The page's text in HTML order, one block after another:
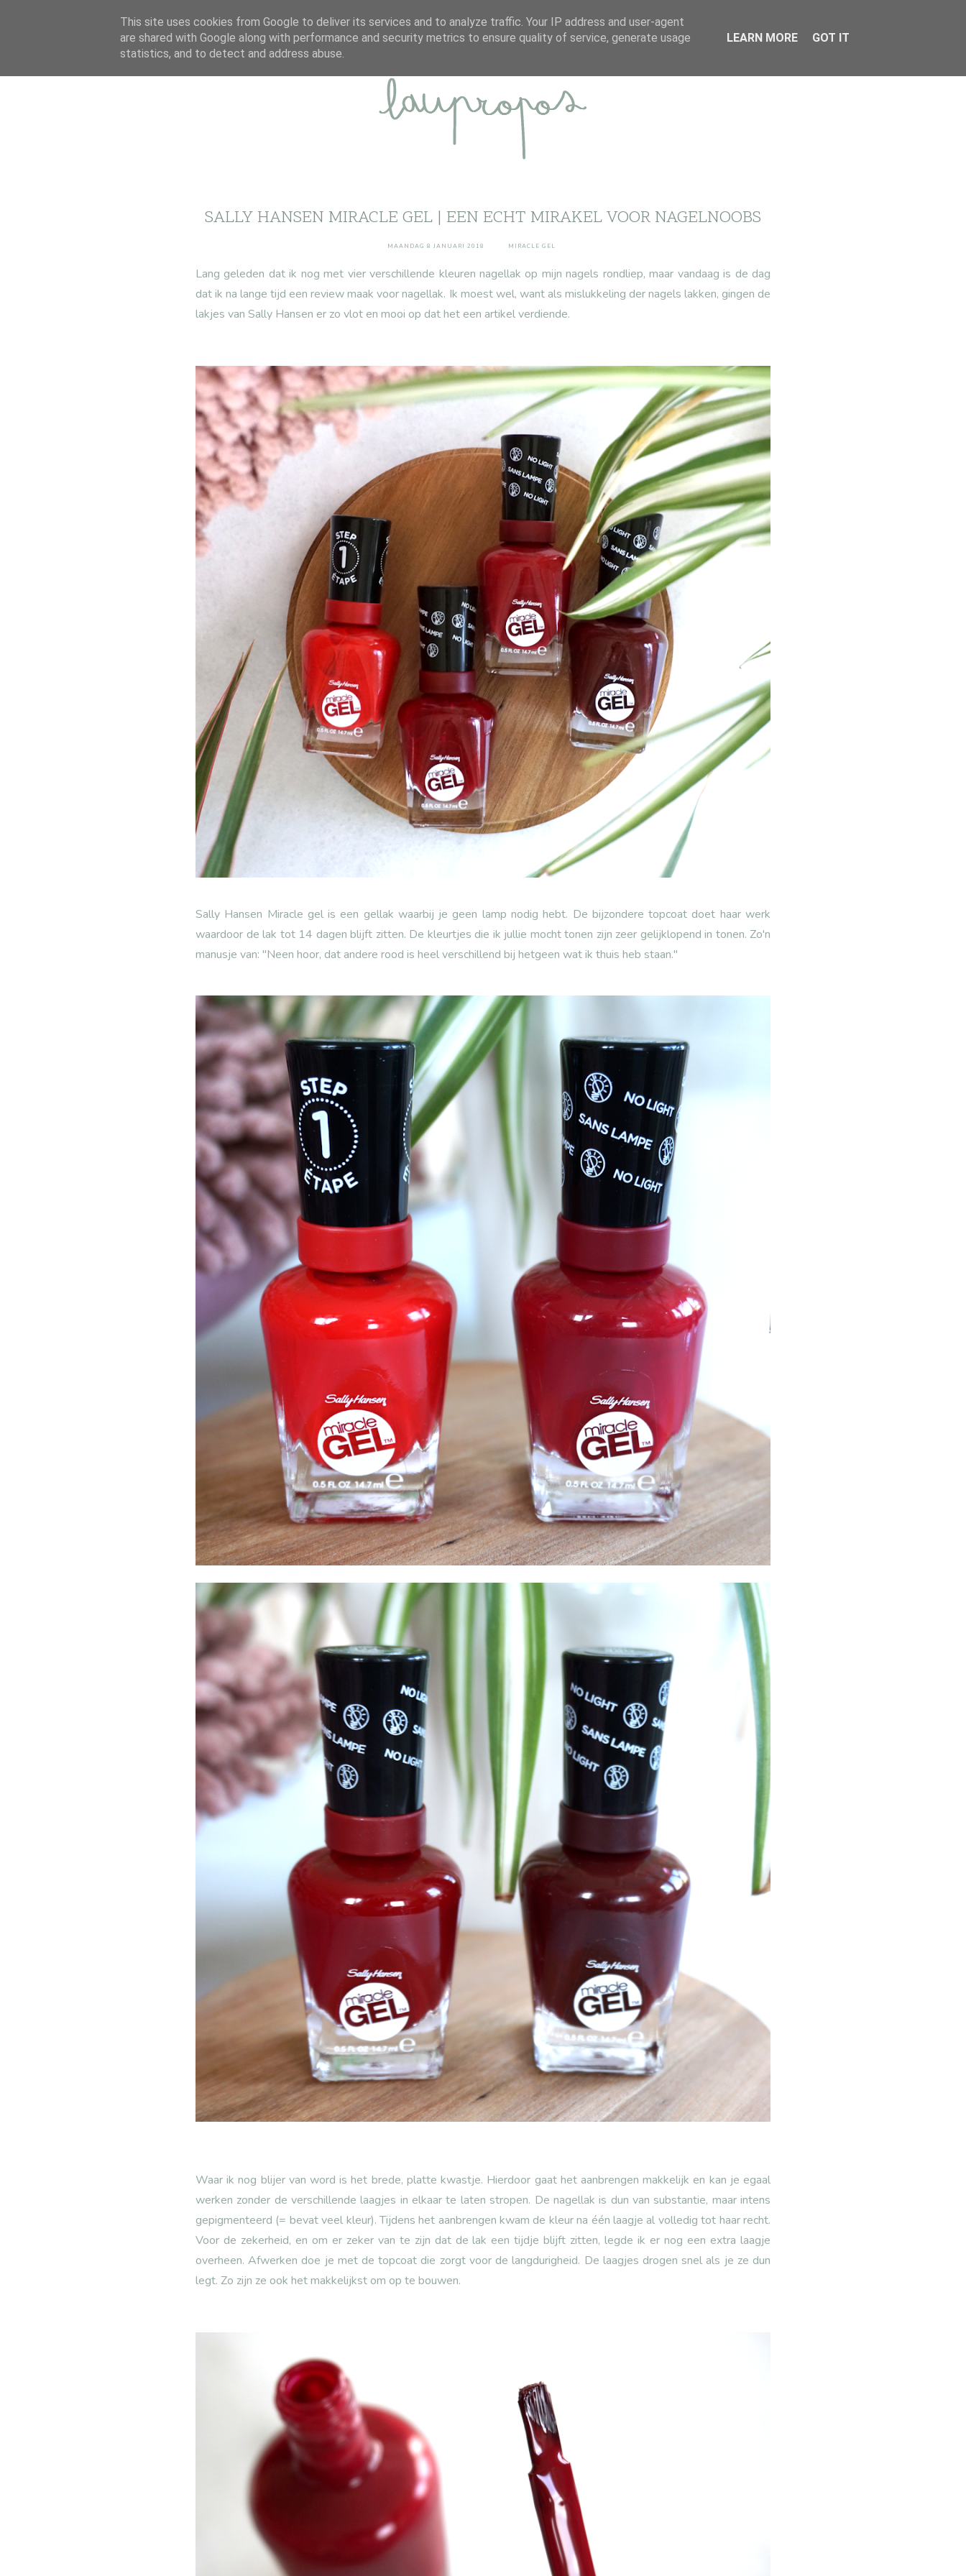
ABOUT DISCLAIMER CONTACT
SALLY HANSEN MIRACLE GEL | EEN ECHT MIRAKEL VOOR NAGELNOOBS
MAANDAG 8 JANUARI 2018 MIRACLE GEL
Lang geleden dat ik nog met vier verschillende kleuren nagellak op mijn nagels rondliep, maar vandaag is de dag
dat ik na lange tijd een review maak voor nagellak. Ik moest wel, want als mislukkeling der nagels lakken, gingen de
lakjes van Sally Hansen er zo vlot en mooi op dat het een artikel verdiende.
Sally Hansen Miracle gel is een gellak waarbij je geen lamp nodig hebt. De bijzondere topcoat doet haar werk
waardoor de lak tot 14 dagen blijft zitten. De kleurtjes die ik jullie mocht tonen zijn zeer gelijklopend in tonen. Zo'n
manusje van: "Neen hoor, dat andere rood is heel verschillend bij hetgeen wat ik thuis heb staan."
Waar ik nog blijer van word is het brede, platte kwastje. Hierdoor gaat het aanbrengen makkelijk en kan je egaal
werken zonder de verschillende laagjes in elkaar te laten stropen. De nagellak is dun van substantie, maar intens
gepigmenteerd (= bevat veel kleur). Tijdens het aanbrengen kwam de kleur na één laagje al volledig tot haar recht.
Voor de zekerheid, en om er zeker van te zijn dat de lak een tijdje blijft zitten, legde ik er nog een extra laagje
overheen. Afwerken doe je met de topcoat die zorgt voor de langdurigheid. De laagjes drogen snel als je ze dun
legt. Zo zijn ze ook het makkelijkst om op te bouwen.
This site uses cookies from Google to deliver its services and to analyze traffic. Your IP address and user-agent
are shared with Google along with performance and security metrics to ensure quality of service, generate usage
statistics, and to detect and address abuse.
LEARN MORE GOT IT